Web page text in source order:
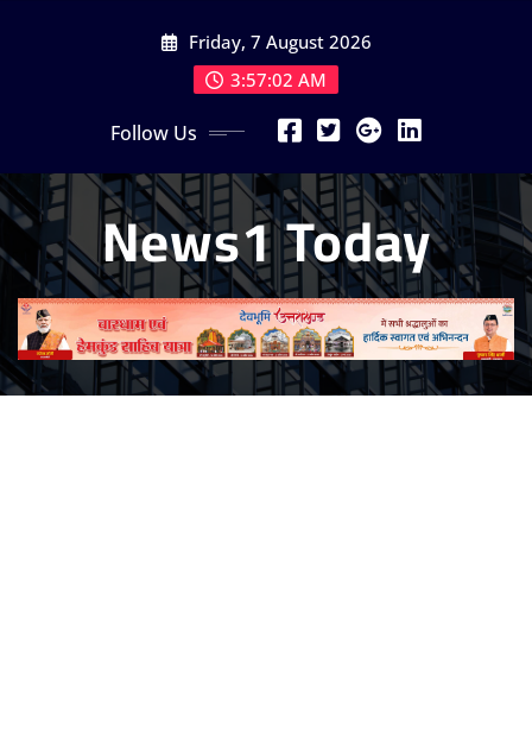
Friday, 7 August 2026
3:57:04 AM
Follow Us
News1 Today